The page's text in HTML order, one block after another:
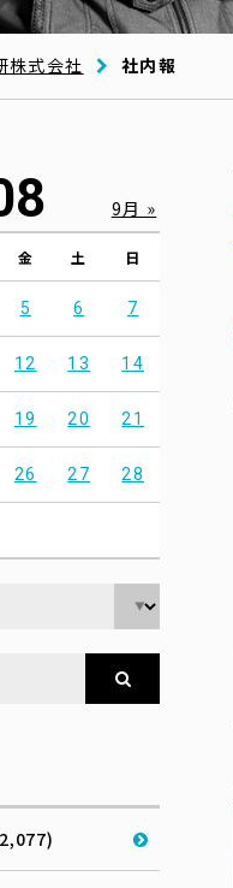
株式会社 社内報
金 土 日
5 6 7
12 13 14
19 20 21
26 27 28
9月 »